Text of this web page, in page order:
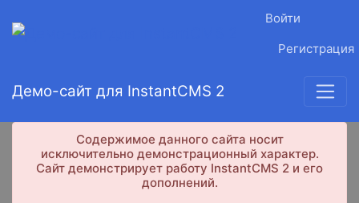
Войти
Регистрация
Демо-сайт для InstantCMS 2
Содержимое данного сайта носит
исключительно демонстрационный характер.
Сайт демонстрирует работу InstantCMS 2 и его
дополнений.